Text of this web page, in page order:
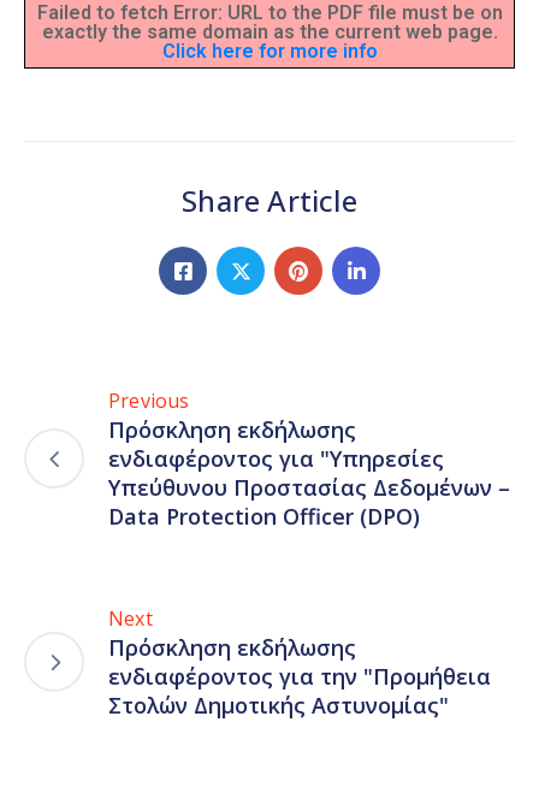
Failed to fetch Error: URL to the PDF file must be on
exactly the same domain as the current web page.
Click here for more info
Share Article
Previous
Πρόσκληση εκδήλωσης
ενδιαφέροντος για "Υπηρεσίες
Υπεύθυνου Προστασίας Δεδομένων –
Data Protection Officer (DPO)
Next
Πρόσκληση εκδήλωσης
ενδιαφέροντος για την "Προμήθεια
Στολών Δημοτικής Αστυνομίας"